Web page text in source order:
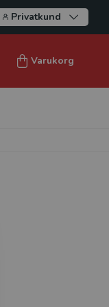
Privatkund
Varukorg